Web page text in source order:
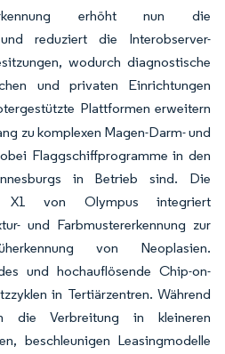
erhöht nun die
und reduziert die Interobserver-
wodurch diagnostische
und privaten Einrichtungen
Plattformen erweitern
zu komplexen Magen-Darm- und
Flaggschiffprogramme in den
in Betrieb sind. Die
X1 von Olympus integriert
und Farbmustererkennung zur
von Neoplasien.
und hochauflösende Chip-on-
in Tertiärzentren. Während
die Verbreitung in kleineren
beschleunigen Leasingmodelle